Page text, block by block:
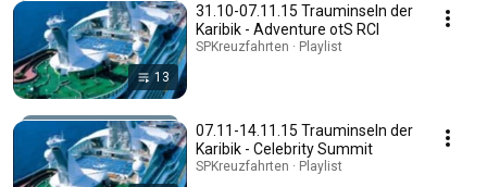
13
31.10-07.11.15 Trauminseln der
Karibik - Adventure otS RCI
SPKreuzfahrten · Playlist
07.11-14.11.15 Trauminseln der
Karibik - Celebrity Summit
SPKreuzfahrten · Playlist